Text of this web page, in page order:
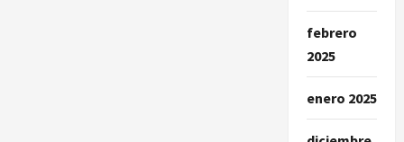
febrero
2025
enero 2025